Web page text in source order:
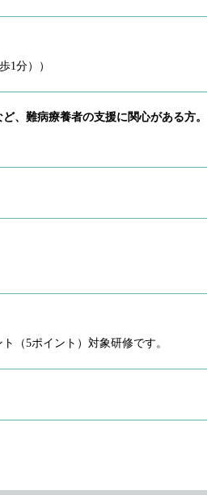
1分））
、難病療養者の支援に関心がある方。
（5ポイント）対象研修です。